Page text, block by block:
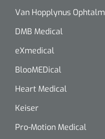
Van Hopplynus Ophtalm
DMB Medical
eXmedical
BlooMEDical
Heart Medical
Keiser
Pro-Motion Medical